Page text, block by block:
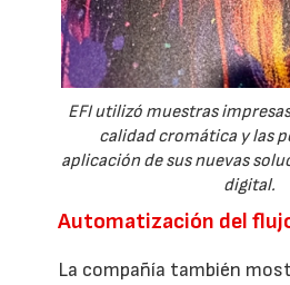
EFI utilizó muestras
calidad cromática y las
aplicación de sus nuevas
digital.
Automatización del
La compañía también